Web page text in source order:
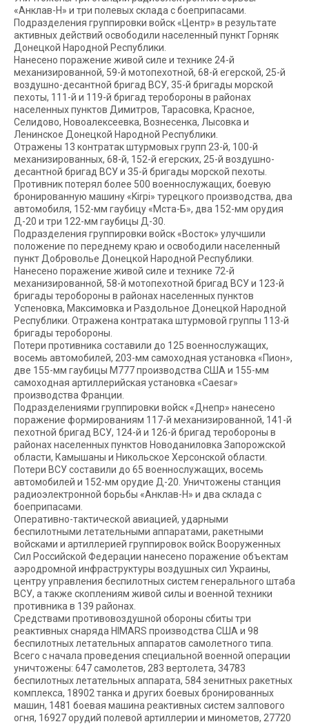
«Анклав-Н» и три полевых склада с боеприпасами.
Подразделения группировки войск «Центр» в результате
активных действий освободили населенный пункт Горняк
Донецкой Народной Республики.
Нанесено поражение живой силе и технике 24-й
механизированной, 59-й мотопехотной, 68-й егерской, 25-й
воздушно-десантной бригад ВСУ, 35-й бригады морской
пехоты, 111-й и 119-й бригад теробороны в районах
населенных пунктов Димитров, Тарасовка, Красное,
Селидово, Новоалексеевка, Вознесенка, Лысовка и
Ленинское Донецкой Народной Республики.
Отражены 13 контратак штурмовых групп 23-й, 100-й
механизированных, 68-й, 152-й егерских, 25-й воздушно-
десантной бригад ВСУ и 35-й бригады морской пехоты.
Противник потерял более 500 военнослужащих, боевую
бронированную машину «Kirpi» турецкого производства, два
автомобиля, 152-мм гаубицу «Мста-Б», два 152-мм орудия
Д-20 и три 122-мм гаубицы Д-30.
Подразделения группировки войск «Восток» улучшили
положение по переднему краю и освободили населенный
пункт Доброволье Донецкой Народной Республики.
Нанесено поражение живой силе и технике 72-й
механизированной, 58-й мотопехотной бригад ВСУ и 123-й
бригады теробороны в районах населенных пунктов
Успеновка, Максимовка и Раздольное Донецкой Народной
Республики. Отражена контратака штурмовой группы 113-й
бригады теробороны.
Потери противника составили до 125 военнослужащих,
восемь автомобилей, 203-мм самоходная установка «Пион»,
две 155-мм гаубицы М777 производства США и 155-мм
самоходная артиллерийская установка «Caesar»
производства Франции.
Подразделениями группировки войск «Днепр» нанесено
поражение формированиям 117-й механизированной, 141-й
пехотной бригад ВСУ, 124-й и 126-й бригад теробороны в
районах населенных пунктов Новоданиловка Запорожской
области, Камышаны и Никольское Херсонской области.
Потери ВСУ составили до 65 военнослужащих, восемь
автомобилей и 152-мм орудие Д-20. Уничтожены станция
радиоэлектронной борьбы «Анклав-Н» и два склада с
боеприпасами.
Оперативно-тактической авиацией, ударными
беспилотными летательными аппаратами, ракетными
войсками и артиллерией группировок войск Вооруженных
Сил Российской Федерации нанесено поражение объектам
аэродромной инфраструктуры воздушных сил Украины,
центру управления беспилотных систем генерального штаба
ВСУ, а также скоплениям живой силы и военной техники
противника в 139 районах.
Средствами противовоздушной обороны сбиты три
реактивных снаряда HIMARS производства США и 98
беспилотных летательных аппаратов самолетного типа.
Всего с начала проведения специальной военной операции
уничтожены: 647 самолетов, 283 вертолета, 34783
беспилотных летательных аппарата, 584 зенитных ракетных
комплекса, 18902 танка и других боевых бронированных
машин, 1481 боевая машина реактивных систем залпового
огня, 16927 орудий полевой артиллерии и минометов, 27720